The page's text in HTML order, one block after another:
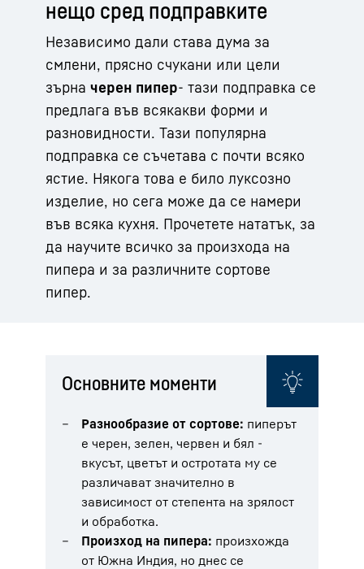
нещо сред подправките
Независимо дали става дума за
смлени, прясно счукани или цели
зърна черен пипер- тази подправка се
предлага във всякакви форми и
разновидности. Тази популярна
подправка се съчетава с почти всяко
ястие. Някога това е било луксозно
изделие, но сега може да се намери
във всяка кухня. Прочетете нататък, за
да научите всичко за произхода на
пипера и за различните сортове
пипер.
Основните моменти
Разнообразие от сортове: пиперът
е черен, зелен, червен и бял -
вкусът, цветът и остротата му се
различават значително в
зависимост от степента на зрялост
и обработка.
Произход на пипера: произхожда
от Южна Индия, но днес се